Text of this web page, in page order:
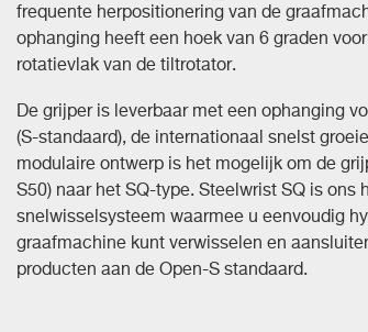
frequente herpositionering van de
ophanging heeft een hoek van 6 graden
rotatievlak van de tiltrotator.
De grijper is leverbaar met een ophanging
(S-standaard), de internationaal snelst
modulaire ontwerp is het mogelijk om de
S50) naar het SQ-type. Steelwrist SQ is
snelwisselsysteem waarmee u eenvoudig
graafmachine kunt verwisselen en
producten aan de Open-S standaard.